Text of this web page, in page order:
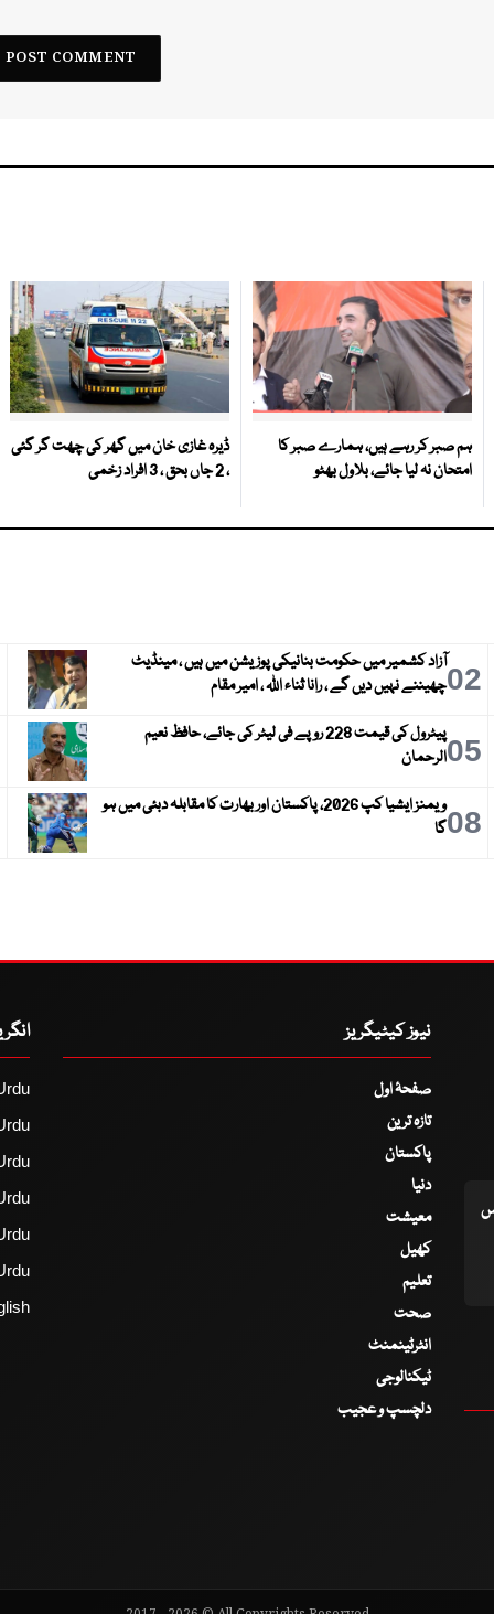
ہم صبر کر رہے ہیں، ہمارے صبر کا
امتحان نہ لیا جائے، بلاول بھٹو
ڈیرہ غازی خان میں گھر کی چھت گر گئی
، 2 جاں بحق ، 3 افراد زخمی
02آزاد کشمیر میں حکومت بنانیکی پوزیشن میں ہیں ، مینڈیٹ
چھیننے نہیں دیں گے ، رانا ثناء اللہ ، امیر مقام
05
پیٹرول کی قیمت 228 روپے فی لیٹر کی جائے، حافظ نعیم
الرحمان
08
ویمنز ایشیا کپ 2026، پاکستان اور بھارت کا مقابلہ دبئی میں ہو
گا
نیوز کیٹیگریز
صفحۂ اول
تازہ ترین
پاکستان
دنیا
معیشت
کھیل
تعلیم
صحت
انٹرٹینمنٹ
ٹیکنالوجی
دلچسپ و عجیب